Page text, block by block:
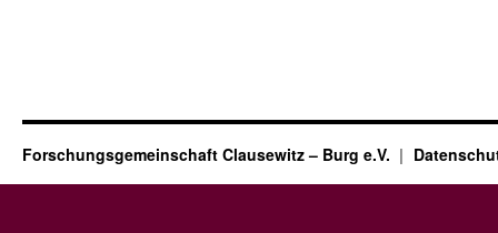
Forschungsgemeinschaft Clausewitz – Burg e.V.